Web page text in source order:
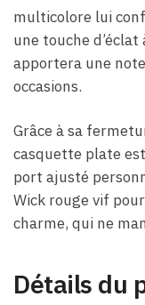
multicolore lui
une touche
apportera une note
occasions.
Grâce à sa
casquette plate
port ajusté
Wick rouge vif
charme, qui ne
Détails du